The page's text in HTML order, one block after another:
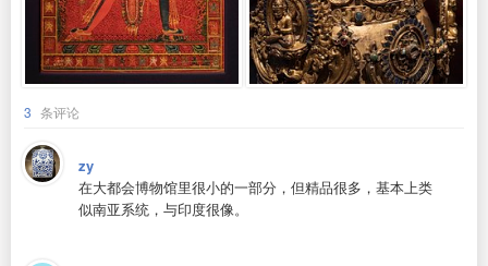
3 条评论
zy
在大都会博物馆里很小的一部分，但精品很多，基本上类
似南亚系统，与印度很像。